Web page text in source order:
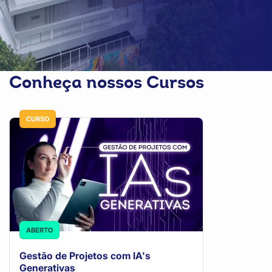
Conheça nossos Cursos
CURSO
ABERTO
Gestão de Projetos com IA's
Generativas